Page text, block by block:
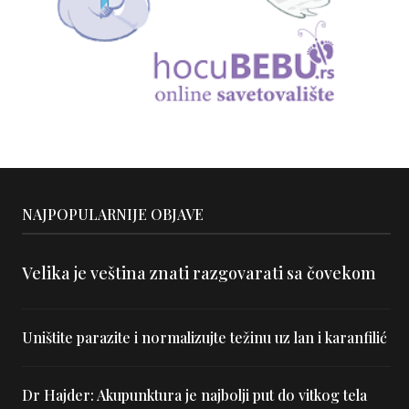
NAJPOPULARNIJE OBJAVE
Velika je veština znati razgovarati sa čovekom
Uništite parazite i normalizujte težinu uz lan i karanfilić
Dr Hajder: Akupunktura je najbolji put do vitkog tela